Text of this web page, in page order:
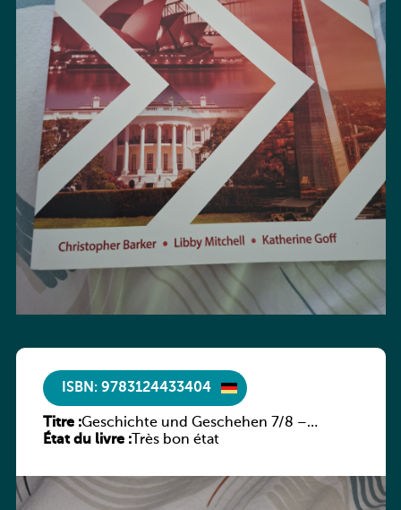
ISBN: 9783124433404
Titre :Geschichte und Geschehen 7/8 –
Rheinland-Pfalz
État du livre :Très bon état